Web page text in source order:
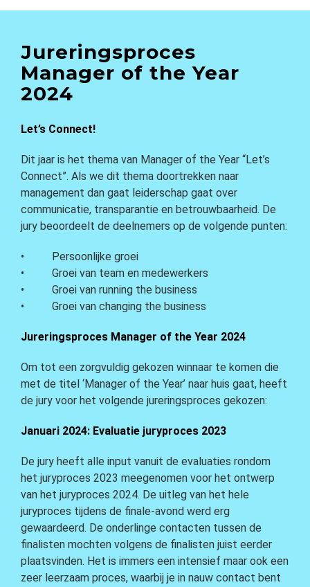
Jureringsproces
Manager of the Year
2024
Let’s Connect!
Dit jaar is het thema van Manager of the Year “Let’s
Connect”. Als we dit thema doortrekken naar
management dan gaat leiderschap gaat over
communicatie, transparantie en betrouwbaarheid. De
jury beoordeelt de deelnemers op de volgende punten:
• Persoonlijke groei
• Groei van team en medewerkers
• Groei van running the business
• Groei van changing the business
Jureringsproces Manager of the Year 2024
Om tot een zorgvuldig gekozen winnaar te komen die
met de titel ‘Manager of the Year’ naar huis gaat, heeft
de jury voor het volgende jureringsproces gekozen:
Januari 2024: Evaluatie juryproces 2023
De jury heeft alle input vanuit de evaluaties rondom
het juryproces 2023 meegenomen voor het ontwerp
van het juryproces 2024. De uitleg van het hele
juryproces tijdens de finale-avond werd erg
gewaardeerd. De onderlinge contacten tussen de
finalisten mochten volgens de finalisten juist eerder
plaatsvinden. Het is immers een intensief maar ook een
zeer leerzaam proces, waarbij je in nauw contact bent